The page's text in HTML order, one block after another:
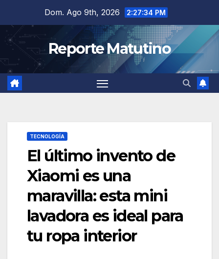
contenido
Dom. Ago 9th, 2026 2:27:36 PM
Reporte Matutino
TECNOLOGÍA
El último invento de
Xiaomi es una
maravilla: esta mini
lavadora es ideal para
tu ropa interior